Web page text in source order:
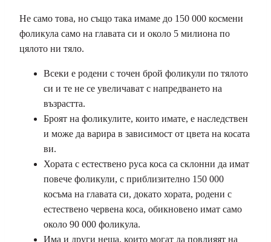
Не само това, но също така имаме до 150 000 космени
фоликула само на главата си и около 5 милиона по
цялото ни тяло.
Всеки е родени с точен брой фоликули по тялото
си и те не се увеличават с напредването на
възрастта.
Броят на фоликулите, които имате, е наследствен
и може да варира в зависимост от цвета на косата
ви.
Хората с естествено руса коса са склонни да имат
повече фоликули, с приблизително 150 000
косъма на главата си, докато хората, родени с
естествено червена коса, обикновено имат само
около 90 000 фоликула.
Има и други неща, които могат да повлияят на